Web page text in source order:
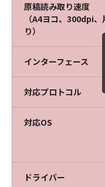
原稿読み取り速度
（A4ヨコ、300dpi
り）
インターフェース
対応プロトコル
対応OS
ドライバー